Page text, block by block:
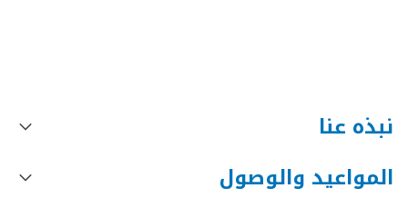
نبذه عنا
المواعيد والوصول